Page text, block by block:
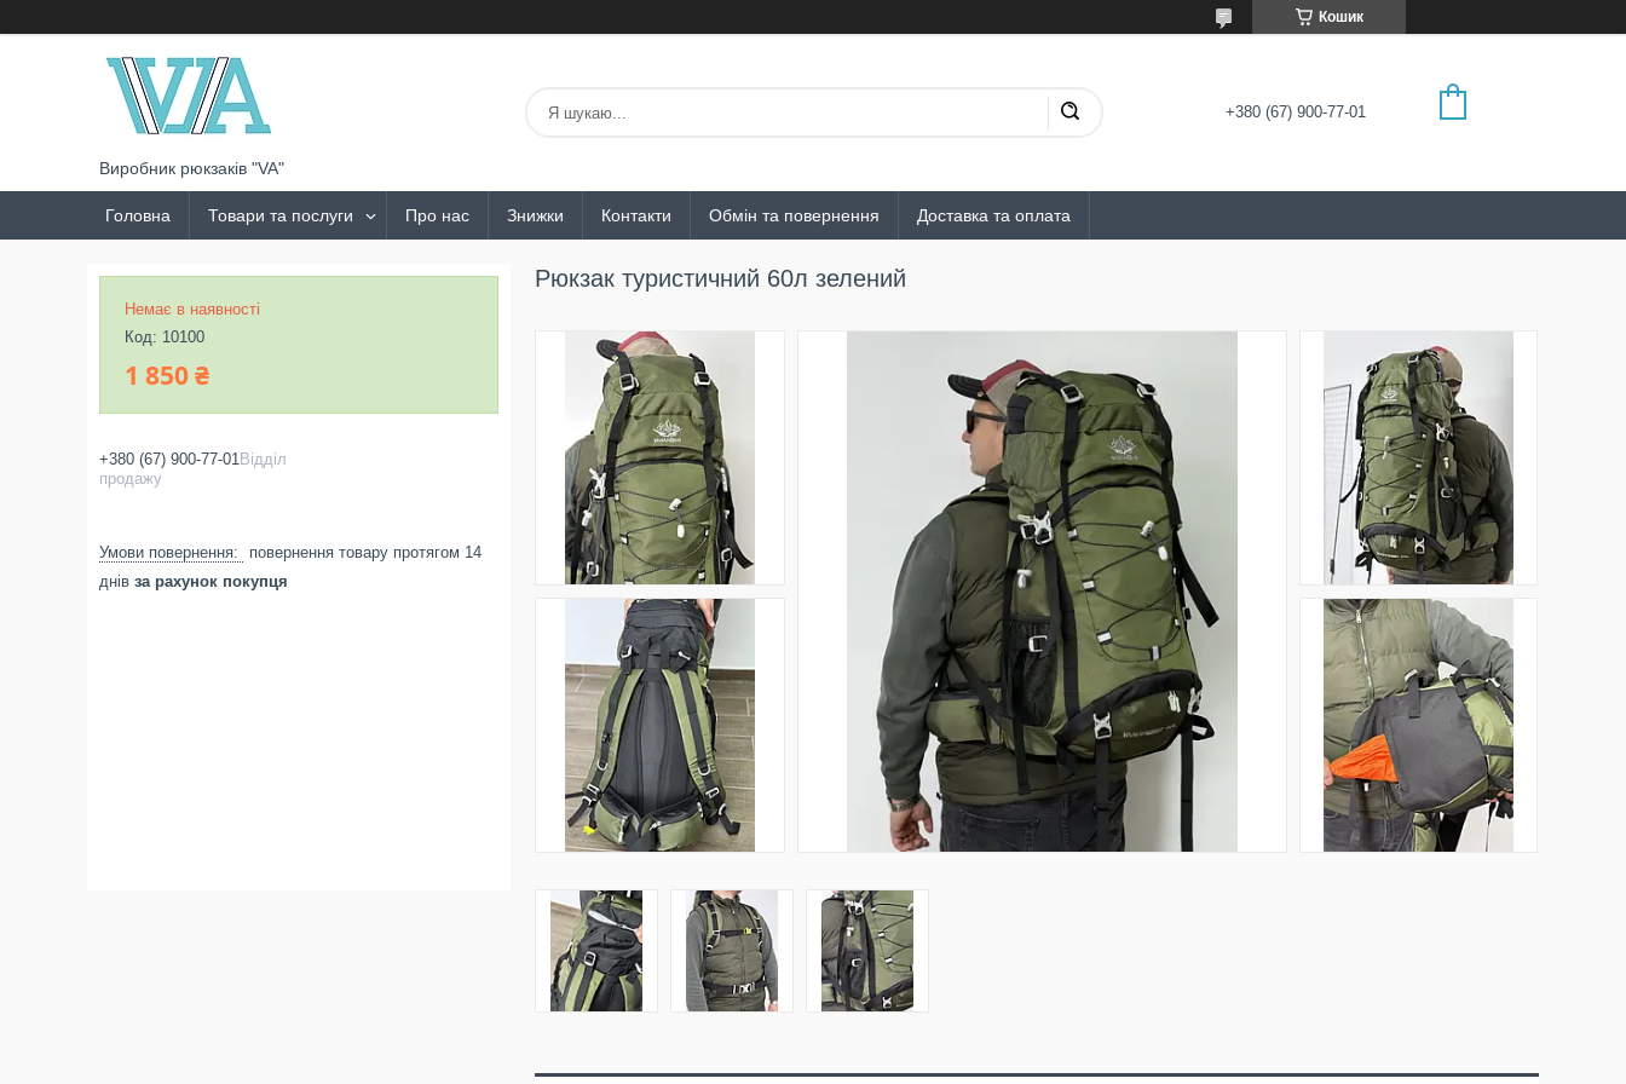
Кошик
Виробник рюкзаків "VA"
+380 (67) 900-77-01
Головна Товари та послуги Про нас Знижки Контакти Обмін та повернення Доставка та оплата
Рюкзак туристичний 60л зелений
Немає в наявності
Код: 10100
1 850 ₴
+380 (67) 900-77-01Відділ
продажу
повернення товару протягом 14
днів за рахунок покупця